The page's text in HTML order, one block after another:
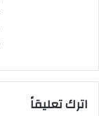
اترك تعليقاً